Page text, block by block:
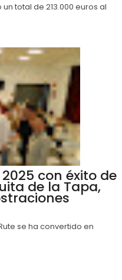
total de 213.000 euros al
con éxito de
de la Tapa,
se ha convertido en